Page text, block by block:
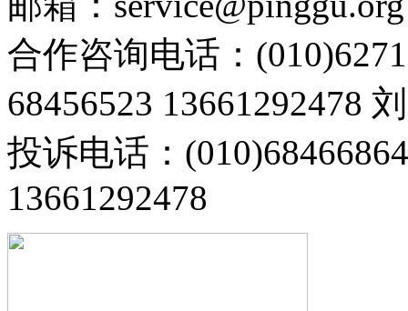
合作咨询电话：
68456523 13661292478
投诉电话：
13661292478